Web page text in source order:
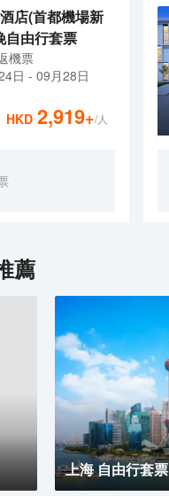
店(首都機場新
自由行套票
機票
日 - 09月28日
HKD 2,919+/人
薦
上海 自由行套票